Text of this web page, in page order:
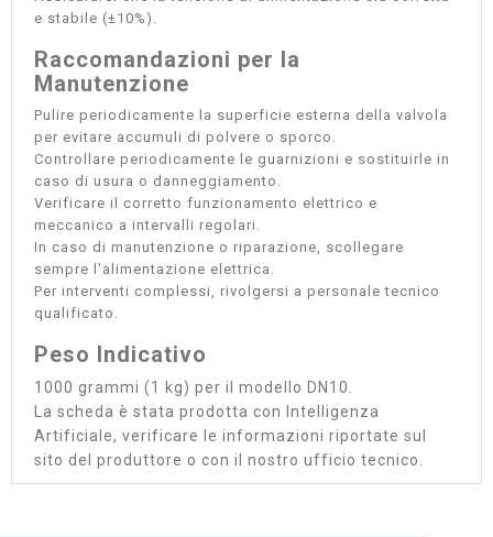
e stabile (±10%).
Raccomandazioni per la
Manutenzione
Pulire periodicamente la superficie esterna della valvola
per evitare accumuli di polvere o sporco.
Controllare periodicamente le guarnizioni e sostituirle in
caso di usura o danneggiamento.
Verificare il corretto funzionamento elettrico e
meccanico a intervalli regolari.
In caso di manutenzione o riparazione, scollegare
sempre l'alimentazione elettrica.
Per interventi complessi, rivolgersi a personale tecnico
qualificato.
Peso Indicativo
1000 grammi (1 kg) per il modello DN10.
La scheda è stata prodotta con Intelligenza
Artificiale, verificare le informazioni riportate sul
sito del produttore o con il nostro ufficio tecnico.